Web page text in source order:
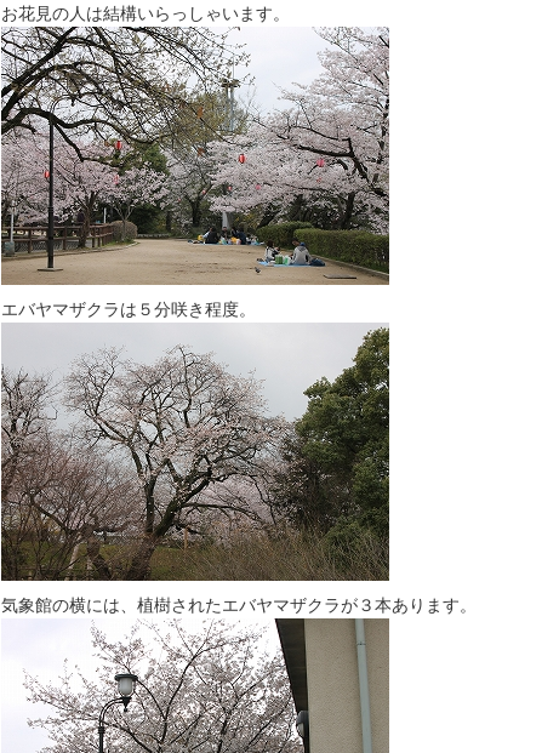
お花見の人は結構いらっしゃいます。
エバヤマザクラは５分咲き程度。
気象館の横には、植樹されたエバヤマザクラが３本あります。